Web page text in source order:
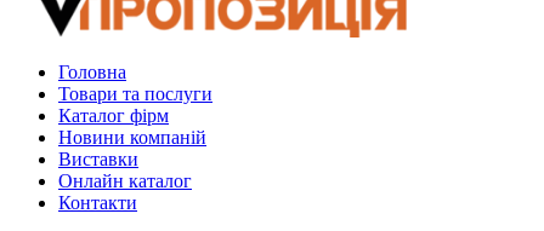
Головна
Товари та послуги
Каталог фірм
Новини компаній
Виставки
Онлайн каталог
Контакти